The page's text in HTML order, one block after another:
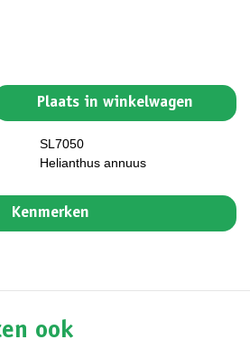
Plaats in winkelwagen
SL7050
Helianthus annuus
Kenmerken
ook